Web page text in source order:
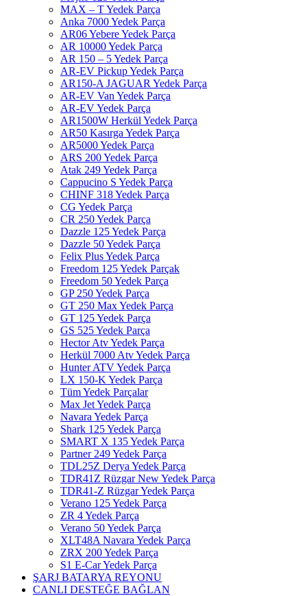
MAX – T Yedek Parça
Anka 7000 Yedek Parça
AR06 Yebere Yedek Parça
AR 10000 Yedek Parça
AR 150 – 5 Yedek Parça
AR-EV Pickup Yedek Parça
AR150-A JAGUAR Yedek Parça
AR-EV Van Yedek Parça
AR-EV Yedek Parça
AR1500W Herkül Yedek Parça
AR50 Kasırga Yedek Parça
AR5000 Yedek Parça
ARS 200 Yedek Parça
Atak 249 Yedek Parça
Cappucino S Yedek Parça
CHINF 318 Yedek Parça
CG Yedek Parça
CR 250 Yedek Parça
Dazzle 125 Yedek Parça
Dazzle 50 Yedek Parça
Felix Plus Yedek Parça
Freedom 125 Yedek Parçak
Freedom 50 Yedek Parça
GP 250 Yedek Parça
GT 250 Max Yedek Parça
GT 125 Yedek Parça
GS 525 Yedek Parça
Hector Atv Yedek Parça
Herkül 7000 Atv Yedek Parça
Hunter ATV Yedek Parça
LX 150-K Yedek Parça
Tüm Yedek Parçalar
Max Jet Yedek Parça
Navara Yedek Parça
Shark 125 Yedek Parça
SMART X 135 Yedek Parça
Partner 249 Yedek Parça
TDL25Z Derya Yedek Parça
TDR41Z Rüzgar New Yedek Parça
TDR41-Z Rüzgar Yedek Parça
Verano 125 Yedek Parça
ZR 4 Yedek Parça
Verano 50 Yedek Parça
XLT48A Navara Yedek Parça
ZRX 200 Yedek Parça
S1 E-Car Yedek Parça
ŞARJ BATARYA REYONU
CANLI DESTEĞE BAĞLAN